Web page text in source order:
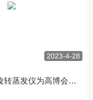
2023-4-28
勇攀高峰 贤德旋转蒸发仪为高博会添彩